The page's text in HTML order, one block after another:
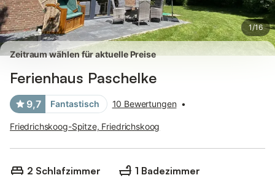
1/16
Zeitraum wählen für aktuelle Preise
Ferienhaus Paschelke
9,7 Fantastisch 10 Bewertungen •
Friedrichskoog-Spitze, Friedrichskoog
2 Schlafzimmer
1 Badezimmer